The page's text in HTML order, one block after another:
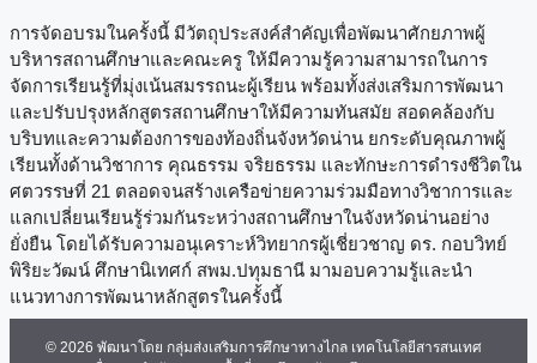
การจัดอบรมในครั้งนี้ มีวัตถุประสงค์สำคัญเพื่อพัฒนาศักยภาพผู้
บริหารสถานศึกษาและคณะครู ให้มีความรู้ความสามารถในการ
จัดการเรียนรู้ที่มุ่งเน้นสมรรถนะผู้เรียน พร้อมทั้งส่งเสริมการพัฒนา
และปรับปรุงหลักสูตรสถานศึกษาให้มีความทันสมัย สอดคล้องกับ
บริบทและความต้องการของท้องถิ่นจังหวัดน่าน ยกระดับคุณภาพผู้
เรียนทั้งด้านวิชาการ คุณธรรม จริยธรรม และทักษะการดำรงชีวิตใน
ศตวรรษที่ 21 ตลอดจนสร้างเครือข่ายความร่วมมือทางวิชาการและ
แลกเปลี่ยนเรียนรู้ร่วมกันระหว่างสถานศึกษาในจังหวัดน่านอย่าง
ยั่งยืน โดยได้รับความอนุเคราะห์วิทยากรผู้เชี่ยวชาญ ดร. กอบวิทย์
พิริยะวัฒน์ ศึกษานิเทศก์ สพม.ปทุมธานี มามอบความรู้และนำ
แนวทางการพัฒนาหลักสูตรในครั้งนี้
© 2026 พัฒนาโดย กลุ่มส่งเสริมการศึกษาทางไกล เทคโนโลยีสารสนเทศ